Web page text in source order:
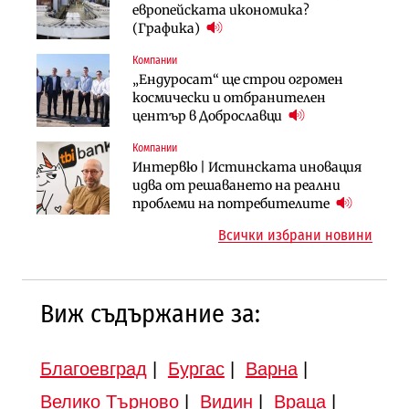
европейската икономика?
(Графика)
Компании
„Ендуросат“ ще строи огромен
космически и отбранителен
център в Доброславци
Компании
Интервю | Истинската иновация
идва от решаването на реални
проблеми на потребителите
АЕЦ „Козлодуй“ ще работи само още
няколко седмици, ако сушата
Компании
„Хювефарма“ подписа договор за
придобиване на Euroapi Italy
Инфраструктура
АПИ възложи промяната на
парцеларния план за
Ипотечното кредитиране в
България продължава да се охлажда
Публични финанси
След 20 години застой: Данъчните
оценки на имотите може да бъдат
Инфраструктура
Вторият мост над Варненското
езеро става част от бъдещата
Всички избрани новини
Виж съдържание за:
Благоевград | Бургас| Варна|
Велико Търново| Видин | Враца|